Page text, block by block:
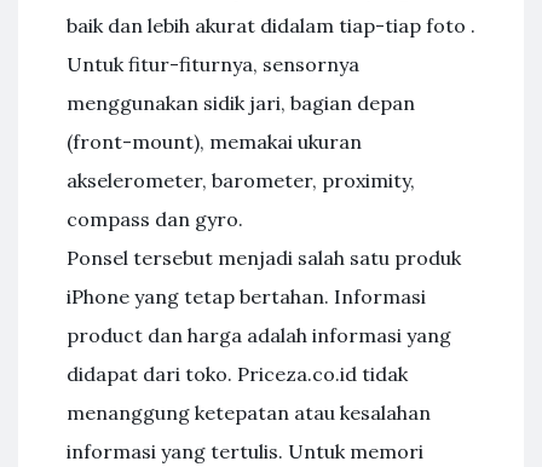
baik dan lebih akurat didalam tiap-tiap foto .
Untuk fitur-fiturnya, sensornya
menggunakan sidik jari, bagian depan
(front-mount), memakai ukuran
akselerometer, barometer, proximity,
compass dan gyro.
Ponsel tersebut menjadi salah satu produk
iPhone yang tetap bertahan. Informasi
product dan harga adalah informasi yang
didapat dari toko. Priceza.co.id tidak
menanggung ketepatan atau kesalahan
informasi yang tertulis. Untuk memori